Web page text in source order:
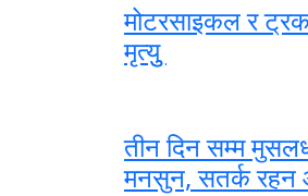
मोटरसाइकल र
मृत्युु
तीन दिन सम्म
मनसुन, सतर्क रहन